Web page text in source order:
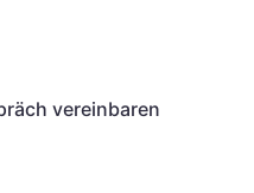
vereinbaren